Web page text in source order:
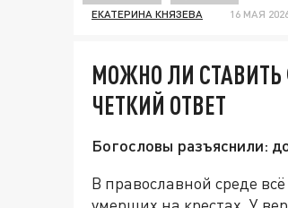
ЕКАТЕРИНА КНЯЗЕВА 16 МАЯ
МОЖНО ЛИ СТАВИТЬ
ЧЕТКИЙ ОТВЕТ
Богословы разъяснили:
В православной среде